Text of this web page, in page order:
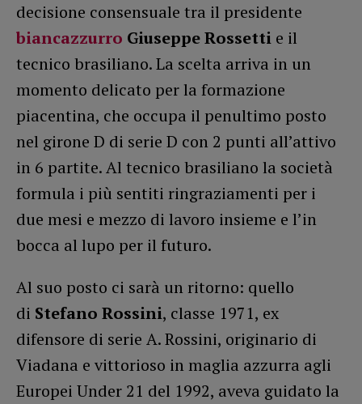
decisione consensuale tra il presidente
biancazzurro Giuseppe Rossetti e il
tecnico brasiliano. La scelta arriva in un
momento delicato per la formazione
piacentina, che occupa il penultimo posto
nel girone D di serie D con 2 punti all’attivo
in 6 partite. Al tecnico brasiliano la società
formula i più sentiti ringraziamenti per i
due mesi e mezzo di lavoro insieme e l’in
bocca al lupo per il futuro.
Al suo posto ci sarà un ritorno: quello
di Stefano Rossini, classe 1971, ex
difensore di serie A. Rossini, originario di
Viadana e vittorioso in maglia azzurra agli
Europei Under 21 del 1992, aveva guidato la